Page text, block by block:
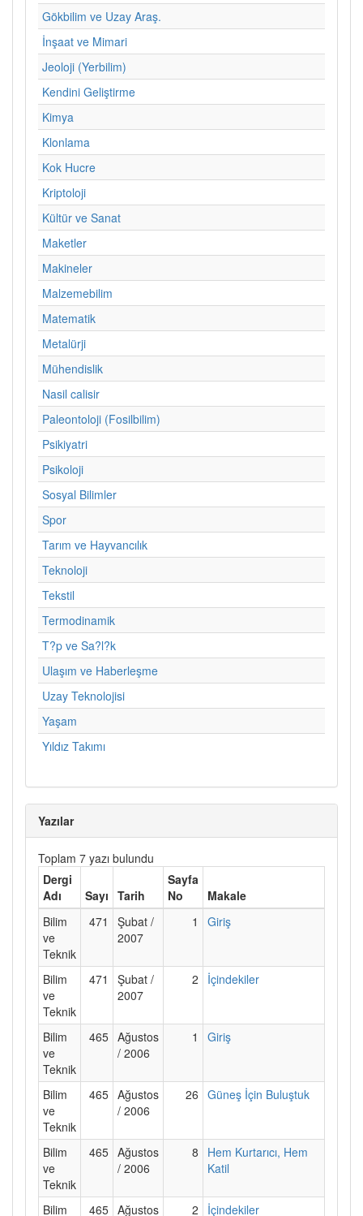
Gökbilim ve Uzay Araş.
İnşaat ve Mimari
Jeoloji (Yerbilim)
Kendini Geliştirme
Kimya
Klonlama
Kok Hucre
Kriptoloji
Kültür ve Sanat
Maketler
Makineler
Malzemebilim
Matematik
Metalürji
Mühendislik
Nasil calisir
Paleontoloji (Fosilbilim)
Psikiyatri
Psikoloji
Sosyal Bilimler
Spor
Tarım ve Hayvancılık
Teknoloji
Tekstil
Termodinamik
T?p ve Sa?l?k
Ulaşım ve Haberleşme
Uzay Teknolojisi
Yaşam
Yıldız Takımı
Yazılar
Toplam 7 yazı bulundu
Dergi
Adı
Sayı Tarih
Sayfa
No
Makale
Bilim
ve
Teknik
471
Şubat /
2007
1 Giriş
Bilim
ve
Teknik
471
Şubat /
2007
2 İçindekiler
Bilim
ve
Teknik
465 Ağustos
/ 2006
1 Giriş
Bilim
ve
Teknik
465 Ağustos
/ 2006
26 Güneş İçin Buluştuk
Bilim
ve
Teknik
465 Ağustos
/ 2006
8
Hem Kurtarıcı, Hem
Katil
Bilim 465 Ağustos 2 İçindekiler